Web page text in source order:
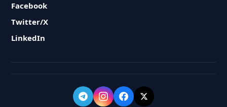
Facebook
Twitter/X
LinkedIn